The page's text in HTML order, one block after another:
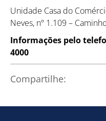
Unidade Casa do
Neves, nº 1.109 –
Informações pelo
4000
Compartilhe: